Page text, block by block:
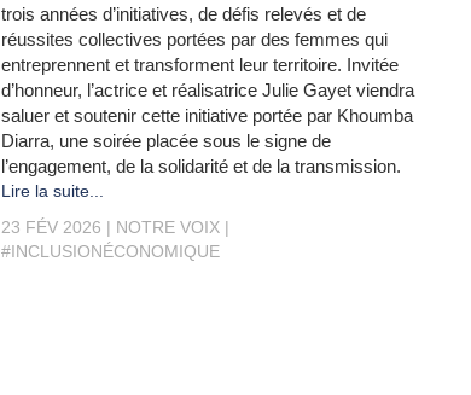
trois années d’initiatives, de défis relevés et de
réussites collectives portées par des femmes qui
entreprennent et transforment leur territoire. Invitée
d’honneur, l’actrice et réalisatrice Julie Gayet viendra
saluer et soutenir cette initiative portée par Khoumba
Diarra, une soirée placée sous le signe de
l’engagement, de la solidarité et de la transmission.
Lire la suite...
23 FÉV 2026
NOTRE VOIX
#INCLUSIONÉCONOMIQUE